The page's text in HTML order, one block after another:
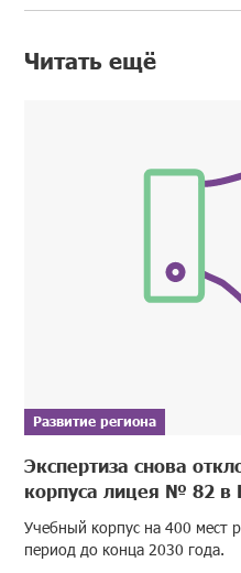
Читать ещё
Развитие региона
Экспертиза снова
корпуса лицея № 82 в
Учебный корпус на 400 мест
период до конца 2030 года.